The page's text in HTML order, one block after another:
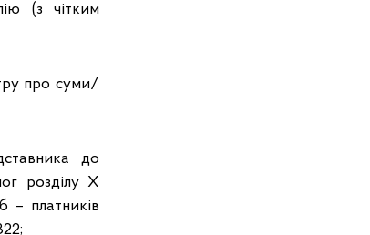
(з чітким
про суми/
до
розділу Х
– платників